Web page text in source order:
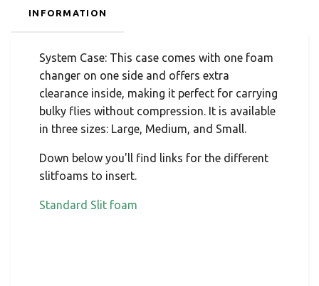
INFORMATION
System Case: This case comes with one foam
changer on one side and offers extra
clearance inside, making it perfect for carrying
bulky flies without compression. It is available
in three sizes: Large, Medium, and Small.
Down below you'll find links for the different
slitfoams to insert.
Standard Slit foam